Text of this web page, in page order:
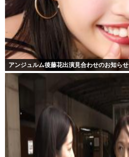
アンジュルム後藤花出演見合わせのお知らせ